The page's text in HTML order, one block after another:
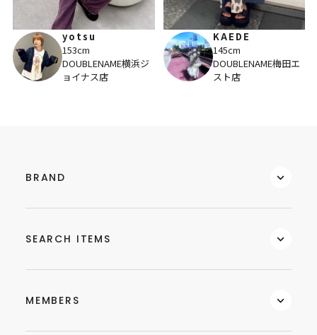
yotsu
153cm
DOUBLENAME横浜ジ
ョイナス店
KAEDE
145cm
DOUBLENAME梅田エ
スト店
BRAND
SEARCH ITEMS
MEMBERS